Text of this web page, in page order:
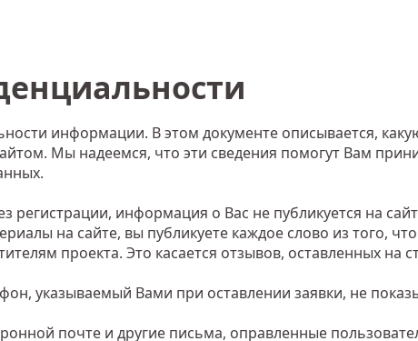
информации. В этом документе описывается,
Мы надеемся, что эти сведения помогут Вам
регистрации, информация о Вас не публикуется на
на сайте, вы публикуете каждое слово из того,
проекта. Это касается отзывов, оставленных на
указываемый Вами при оставлении заявки, не
почте и другие письма, оправленные